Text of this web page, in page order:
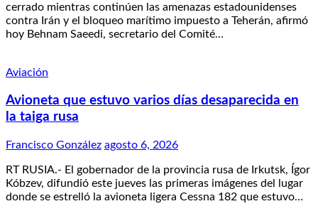
cerrado mientras continúen las amenazas estadounidenses
contra Irán y el bloqueo marítimo impuesto a Teherán, afirmó
hoy Behnam Saeedi, secretario del Comité…
Aviación
Avioneta que estuvo varios días desaparecida en
la taiga rusa
Francisco González agosto 6, 2026
RT RUSIA.- El gobernador de la provincia rusa de Irkutsk, Ígor
Kóbzev, difundió este jueves las primeras imágenes del lugar
donde se estrelló la avioneta ligera Cessna 182 que estuvo…